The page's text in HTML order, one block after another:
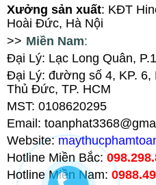
Xưởng sản xuất: KĐT
Hoài Đức, Hà Nội
>> Miền Nam:
Đại Lý: Lạc Long Quân,
Đại Lý: đường số 4, KP. 6,
Thủ Đức, TP. HCM
MST: 0108620295
Email:
Website:
Hotline Miền Bắc:
Hotline Miền Nam: